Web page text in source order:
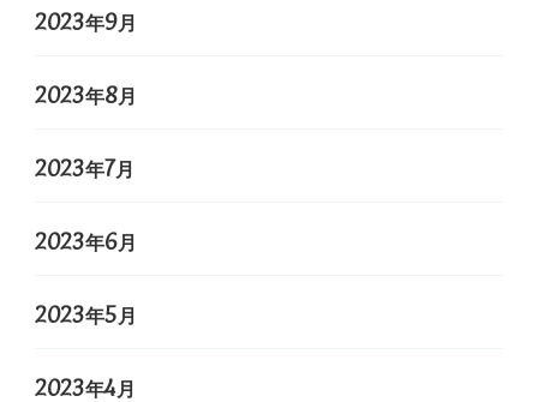
2023年9月
2023年8月
2023年7月
2023年6月
2023年5月
2023年4月